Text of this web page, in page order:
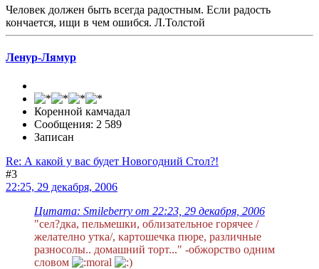
Человек должен быть всегда радостным. Если радость
кончается, ищи в чем ошибся. Л.Толстой
Ленур-Лямур
Коренной камчадал
Сообщения: 2 589
Записан
Re: А какой у вас будет Новогодний Стол?!
#3
22:25, 29 декабря, 2006
Цитата: Smileberry от 22:23, 29 декабря, 2006
"сел?дка, пельмешки, облизательное горячее /
желателно утка/, картошечка пюре, различные
разносолы.. домашний торт..." -обжорство одним
словом